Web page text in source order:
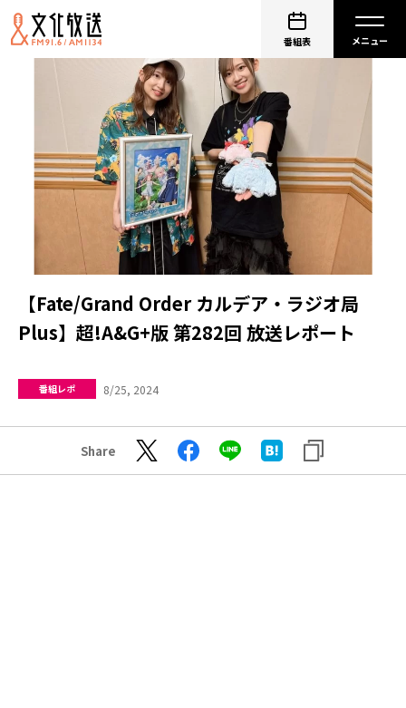
番組表
【Fate/Grand Order カルデア・ラジオ局
Plus】超!A&G+版 第282回 放送レポート
番組レポ 8/25, 2024
Share